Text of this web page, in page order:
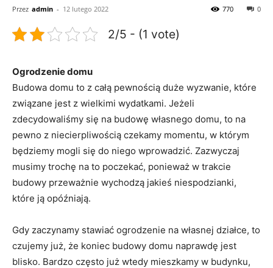
Przez admin - 12 lutego 2022 0
770
2/5 - (1 vote)
Ogrodzenie domu
Budowa domu to z całą pewnością duże wyzwanie, które
związane jest z wielkimi wydatkami. Jeżeli
zdecydowaliśmy się na budowę własnego domu, to na
pewno z niecierpliwością czekamy momentu, w którym
będziemy mogli się do niego wprowadzić. Zazwyczaj
musimy trochę na to poczekać, ponieważ w trakcie
budowy przeważnie wychodzą jakieś niespodzianki,
które ją opóźniają.
Gdy zaczynamy stawiać ogrodzenie na własnej działce, to
czujemy już, że koniec budowy domu naprawdę jest
blisko. Bardzo często już wtedy mieszkamy w budynku,